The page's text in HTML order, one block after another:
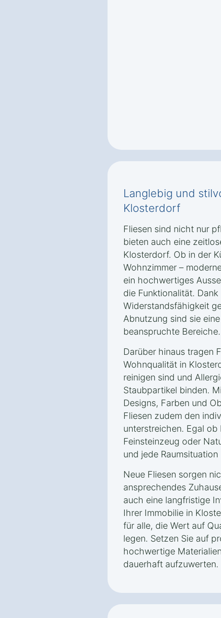
Langlebig und
Klosterdorf
Fliesen sind nicht nur
bieten auch eine
Klosterdorf. Ob in der
Wohnzimmer –
ein hochwertiges
die Funktionalität.
Widerstandsfähigkeit
Abnutzung sind sie
beanspruchte Bereiche.
Darüber hinaus tragen
Wohnqualität in
reinigen sind und
Staubpartikel binden.
Designs, Farben und
Fliesen zudem den
unterstreichen. Egal ob
Feinsteinzeug oder
und jede
Neue Fliesen sorgen
ansprechendes
auch eine langfristige
Ihrer Immobilie in
für alle, die Wert auf
legen. Setzen Sie auf
hochwertige
dauerhaft aufzuwerten.